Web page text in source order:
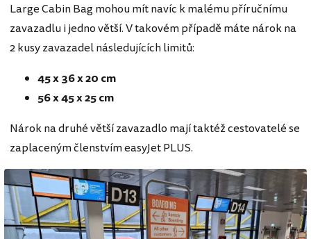
Large Cabin Bag mohou mít navíc k malému příručnímu
zavazadlu i jedno větší. V takovém případě máte nárok na
2 kusy zavazadel následujících limitů:
45 x 36 x 20 cm
56 x 45 x 25 cm
Nárok na druhé větší zavazadlo mají taktéž cestovatelé se
zaplaceným členstvím easyJet PLUS.